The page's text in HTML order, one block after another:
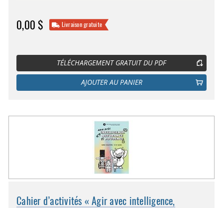
0,00 $ Livraison gratuite
TÉLÉCHARGEMENT GRATUIT DU PDF
AJOUTER AU PANIER
Cahier d’activités « Agir avec intelligence,